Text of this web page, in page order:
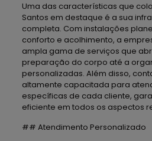
Uma das características que
Santos em destaque é a sua
completa. Com instalações
conforto e acolhimento, a
ampla gama de serviços que
preparação do corpo até a
personalizadas. Além disso,
altamente capacitada para
específicas de cada cliente,
eficiente em todos os aspectos
## Atendimento Personalizado